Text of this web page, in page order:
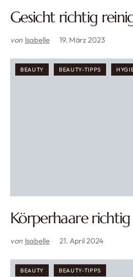
Gesicht richtig
von Isabelle 19. März 2023
BEAUTY BEAUTY-TIPPS
Körperhaare
von Isabelle 21. April 2024
BEAUTY BEAUTY-TIPPS